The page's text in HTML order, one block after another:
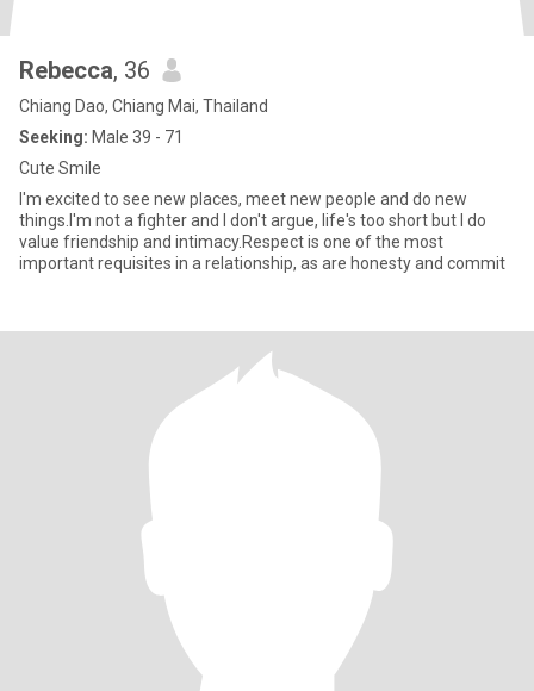
Rebecca, 36
Chiang Dao, Chiang Mai, Thailand
Seeking: Male 39 - 71
Cute Smile
I'm excited to see new places, meet new people and do new
things.I'm not a fighter and I don't argue, life's too short but I do
value friendship and intimacy.Respect is one of the most
important requisites in a relationship, as are honesty and commit